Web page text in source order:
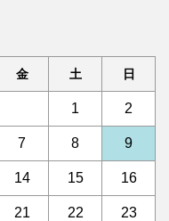
金 土 日
1 2
7 8 9
14 15 16
21 22 23